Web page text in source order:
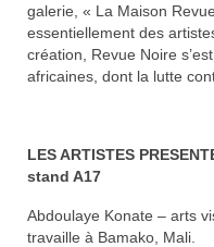
galerie, « La Maison
essentiellement des
création, Revue Noire
africaines, dont la lutte
LES ARTISTES
stand A17
Abdoulaye Konate – arts
travaille à Bamako, Mali.